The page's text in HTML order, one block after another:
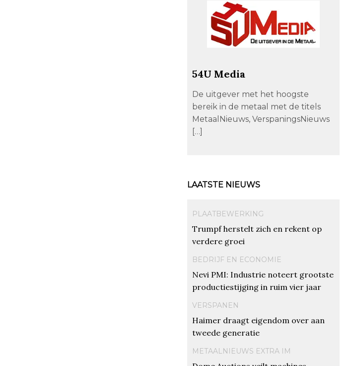
54U Media
De uitgever met het hoogste
bereik in de metaal met de titels
MetaalNieuws, VerspaningsNieuws
[…]
LAATSTE NIEUWS
PLAATBEWERKING
Trumpf herstelt zich en rekent op
verdere groei
BEDRIJF EN ECONOMIE
Nevi PMI: Industrie noteert grootste
productiestijging in ruim vier jaar
VERSPANEN
Haimer draagt eigendom over aan
tweede generatie
METAALNIEUWS EXTRA IM